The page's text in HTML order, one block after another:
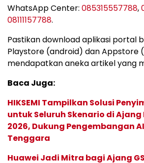
WhatsApp Center: 085315557788,
08111157788.
Pastikan download aplikasi portal
Playstore (android) dan Appstore
mendapatkan aneka artikel yang
Baca Juga:
HIKSEMI Tampilkan Solusi
untuk Seluruh Skenario di Ajang
2026, Dukung Pengembangan
Tenggara
Huawei Jadi Mitra bagi Ajang